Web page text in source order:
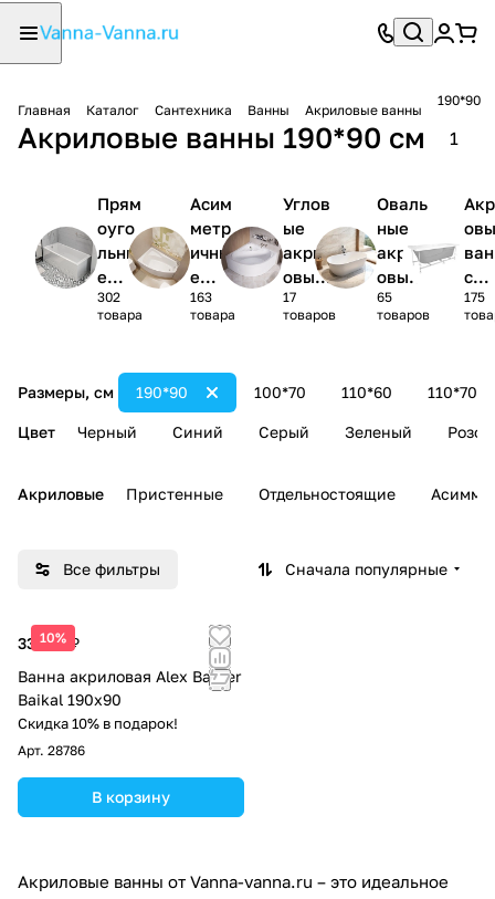
Главная Каталог Сантехника Ванны Акриловые ванны
190*90
Акриловые ванны 190*90 см 1
Прям
оуго
льны
е
акри
ловы
ванн
ы
302
товара
Асим
метр
ичны
е
акри
ловы
ванн
163
товара
Углов
ые
акрил
овые
ванны
1/4
17
товаров
Оваль
ные
акрил
овые
ванны
65
товаров
с
сом
)
175
Размеры, см 100*70 110*60 110*70
190*90
Цвет Черный Синий Серый Зеленый
Акриловые Пристенные Отдельностоящие
Все фильтры Сначала популярные
10%
33 763 ₽
Ванна акриловая Alex Baitler
Baikal 190х90
Скидка 10% в подарок!
Арт. 28786
В корзину
Акриловые ванны от Vanna-vanna.ru – это идеальное